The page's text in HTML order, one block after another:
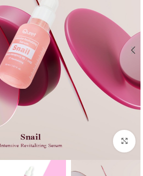
بزرگنمایی تصویر